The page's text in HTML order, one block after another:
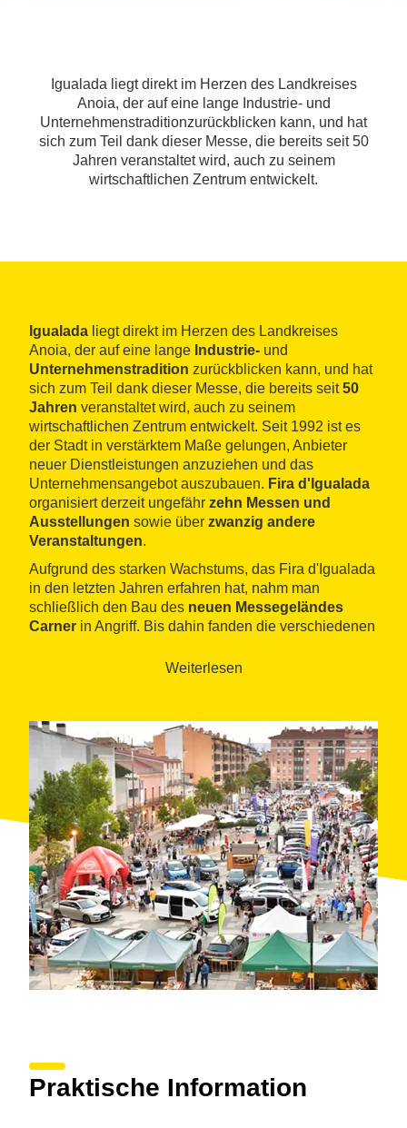
Igualada liegt direkt im Herzen des Landkreises
Anoia, der auf eine lange Industrie- und
Unternehmenstraditionzurückblicken kann, und hat
sich zum Teil dank dieser Messe, die bereits seit 50
Jahren veranstaltet wird, auch zu seinem
wirtschaftlichen Zentrum entwickelt.
Igualada liegt direkt im Herzen des Landkreises
Anoia, der auf eine lange Industrie- und
Unternehmenstradition zurückblicken kann, und hat
sich zum Teil dank dieser Messe, die bereits seit50
Jahren veranstaltet wird, auch zu seinem
wirtschaftlichen Zentrum entwickelt. Seit 1992 ist es
der Stadt in verstärktem Maße gelungen, Anbieter
neuer Dienstleistungen anzuziehen und das
Unternehmensangebot auszubauen. Fira d'Igualada
organisiert derzeit ungefähr zehn Messen und
Ausstellungen sowie über zwanzig andere
Veranstaltungen.
Aufgrund des starken Wachstums, das Fira d'Igualada
in den letzten Jahren erfahren hat, nahm man
schließlich den Bau des neuen Messegeländes
Carner in Angriff. Bis dahin fanden die verschiedenen
Veranstaltung
einer über fünfzigjährigen
Geschichte, die Dienstleistunganbieter und
Unternehmen aus dem ganzen Landkreis anzieht.
Zu den wichtigsten Sehenswürdigkeiten in Igualada
gehört dasLedermuseum, das eng mit der
industriellen Tradition verbunden ist. Darüber hinaus
lohnt es sich auch, auf derRoute der Industriekultur
einen Rundgang zu machen, denn dort erhält man
einen Einblick in die Entwicklung der Industrie der
Stadt bis in unsere Tage.
Schließlich sollte man es auch nicht versäumen, im
Cal Bleeinzukehren, einem eleganten und modernen
Lokal derSpitzengastronomie, das sich zu einem
Weiterlesen
Praktische Information